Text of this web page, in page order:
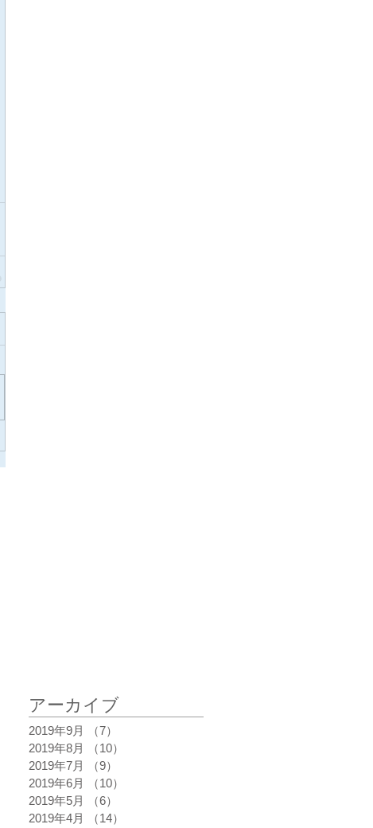
最新記事
2019年9月 （7）
2019年8月
（10）
2019年7月
（9）
2019年6月
（10）
2019年5月
（6）
2019年4月
（14）
アーカイブ